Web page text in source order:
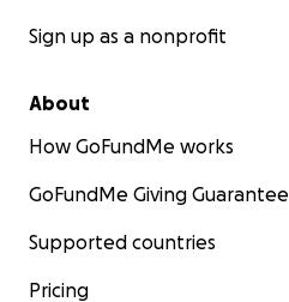
Sign up as a nonprofit
About
How GoFundMe works
GoFundMe Giving Guarantee
Supported countries
Pricing